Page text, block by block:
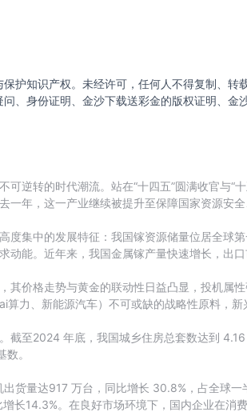
护知识产权。未经许可，任何人不得复制、
、身份证明、金沙下载送彩金的版权证明、金
逆转的时代潮流。站在“十四五”圆满收官与“
年，这一产业继续被提升至保障国家资源安
度集中的发展特征：我国镓资源储量位居全球
动能。近年来，我国金属镓产量快速增长，出
其价格走势与黄金的联动性日益凸显，投机属
力、新能源汽车）不可或缺的战略性原料，
截至2024 年底，我国城乡住房总套数达到
。
货量达917 万台，同比增长 30.8%，占全球
长14.3%。在良好市场环境下，国内企业在消